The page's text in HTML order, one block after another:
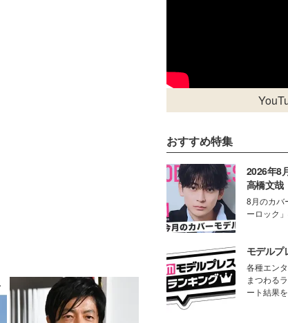
おすすめ特集
2026年8
高橋文哉
8月のカバ
ーロック
モデルプ
各種エン
まつわる
ート結果